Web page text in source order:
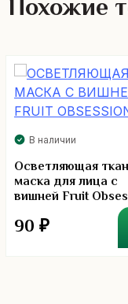
Похожие
В наличии
Осветляющая
маска для лица с
вишней Fruit
90 ₽